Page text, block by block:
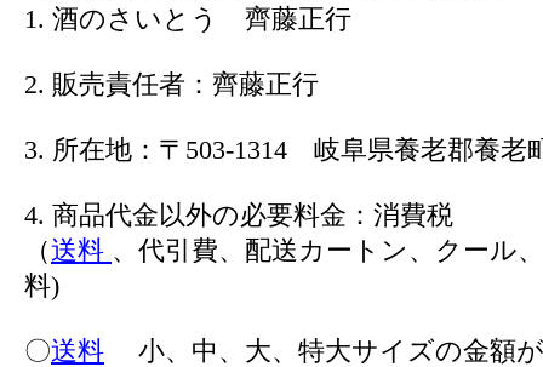
1. 酒のさいとう 齊藤正行
2. 販売責任者：齊藤正行
3. 所在地：〒503-1314 岐阜県養老郡養老
4. 商品代金以外の必要料金：消費税
（送料 、代引費、配送カートン、クール
料)
〇送料 小、中、大、特大サイズの金額